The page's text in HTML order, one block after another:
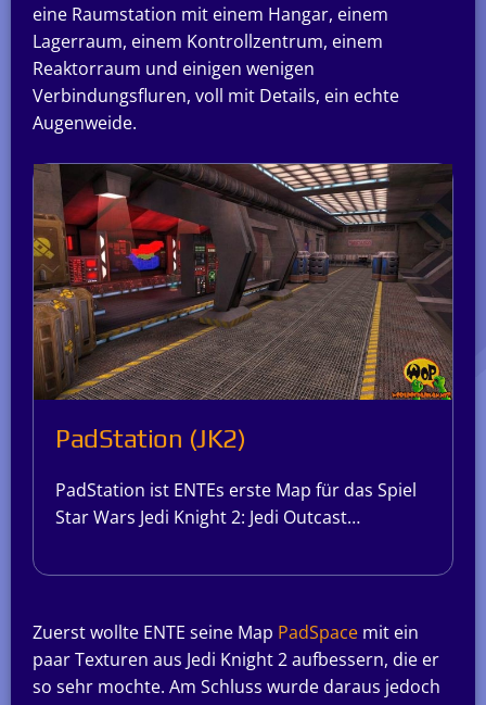
eine Raumstation mit einem Hangar, einem
Lagerraum, einem Kontrollzentrum, einem
Reaktorraum und einigen wenigen
Verbindungsfluren, voll mit Details, ein echte
Augenweide.
PadStation (JK2)
PadStation ist ENTEs erste Map für das Spiel
Star Wars Jedi Knight 2: Jedi Outcast…
Zuerst wollte ENTE seine Map PadSpace mit ein
paar Texturen aus Jedi Knight 2 aufbessern, die er
so sehr mochte. Am Schluss wurde daraus jedoch